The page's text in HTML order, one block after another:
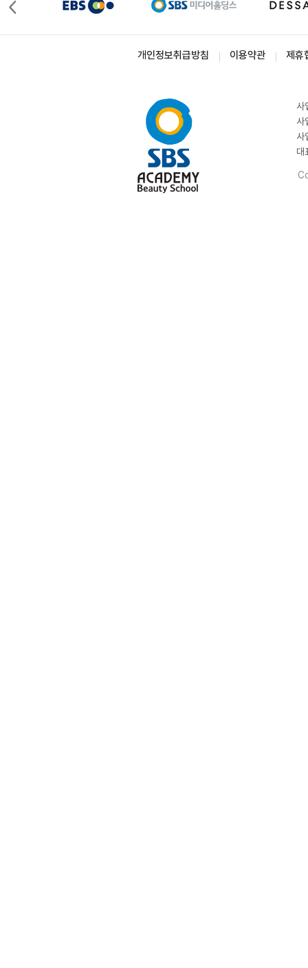
개인정보취급방침 이용약관 제휴
사
사
사
대